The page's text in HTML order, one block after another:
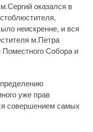
оказался в
неискренне, и вся
м.Петра
Собора и
уже прав
совершением самых